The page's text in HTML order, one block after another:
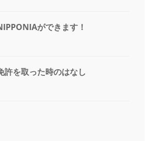
ができます！
許を取った時のはなし